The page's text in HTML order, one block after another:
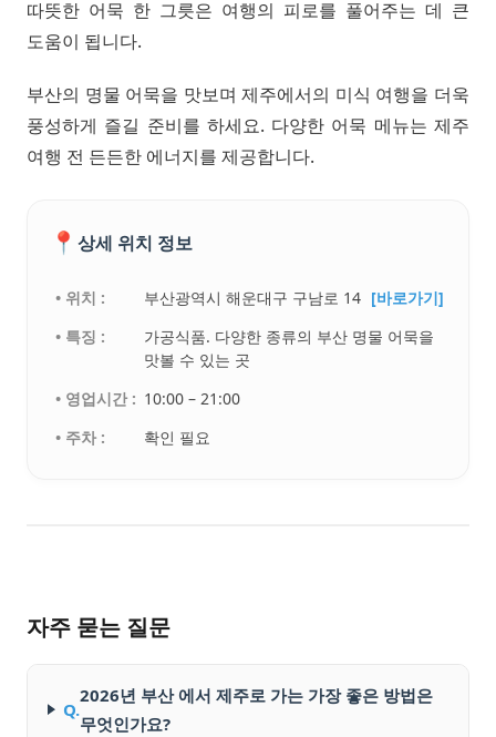
따뜻한 어묵 한 그릇은 여행의 피로를 풀어주는 데 큰
도움이 됩니다.
부산의 명물 어묵을 맛보며 제주에서의 미식 여행을 더욱
풍성하게 즐길 준비를 하세요. 다양한 어묵 메뉴는 제주
여행 전 든든한 에너지를 제공합니다.
📍 상세 위치 정보
• 위치 : 부산광역시 해운대구 구남로 14 [바로가기]
• 특징 :
가공식품. 다양한 종류의 부산 명물 어묵을
맛볼 수 있는 곳
• 영업시간 : 10:00 – 21:00
• 주차 :
확인 필요
자주 묻는 질문
Q.
2026년 부산 에서 제주로 가는 가장 좋은 방법은
무엇인가요?